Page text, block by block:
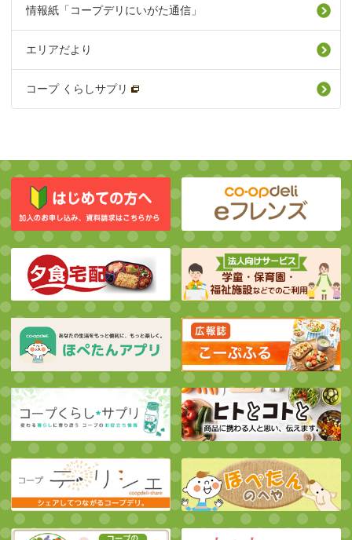
情報紙「コープデリにいがた通信」
エリアだより
コープ くらしサプリ